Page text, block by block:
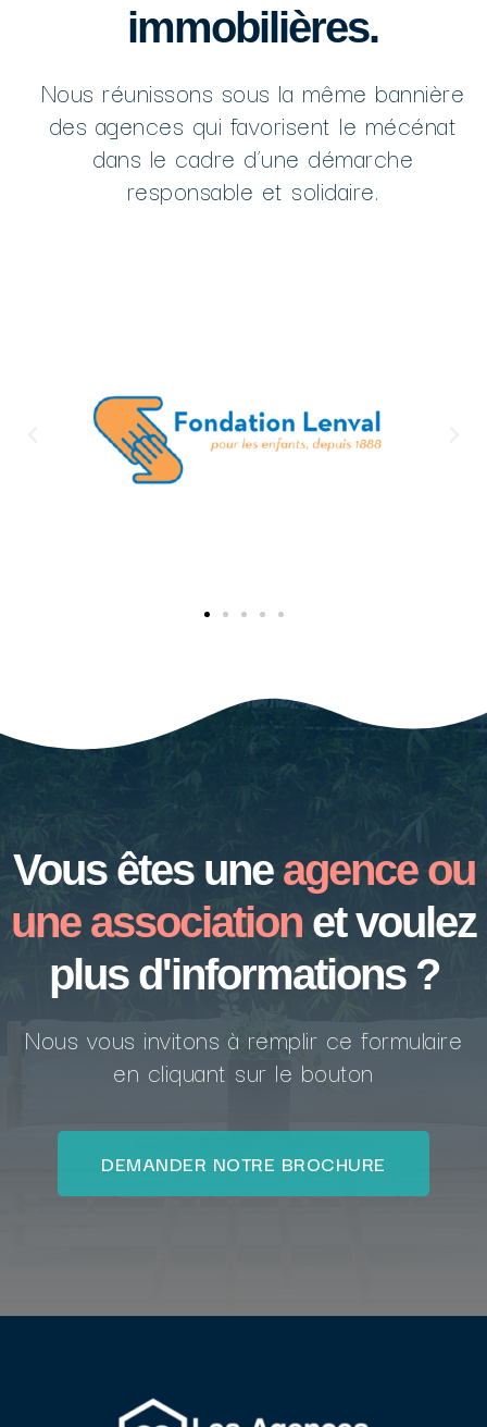
immobilières.
Nous réunissons sous la même bannière
des agences qui favorisent le mécénat
dans le cadre d’une démarche
responsable et solidaire.
Vous êtes une agence ou
une association et voulez
plus d'informations ?
Nous vous invitons à remplir ce formulaire
en cliquant sur le bouton
DEMANDER NOTRE BROCHURE